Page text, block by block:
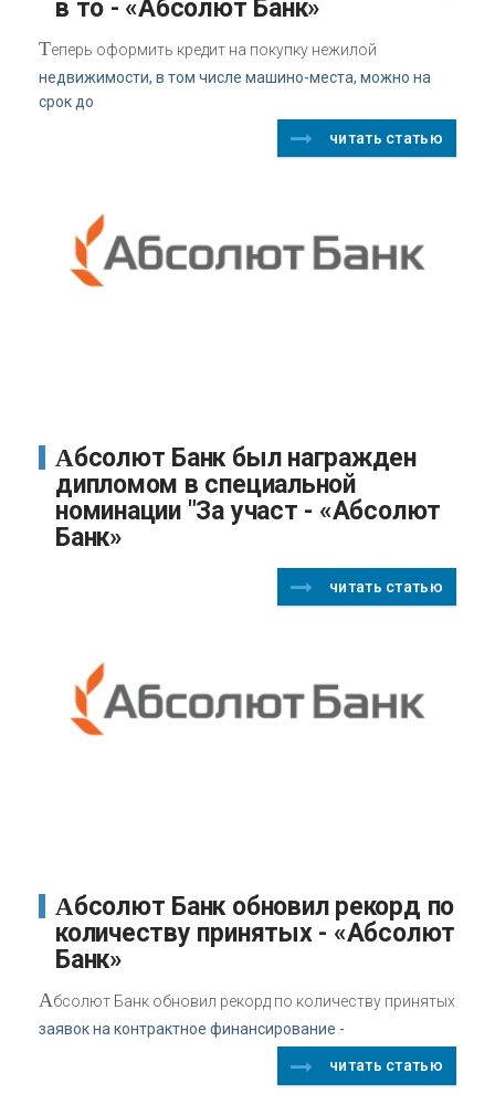
в то - «Абсолют Банк»
Теперь оформить кредит на покупку нежилой
недвижимости, в том числе машино-места, можно на
срок до
читать статью
Абсолют Банк был награжден
дипломом в специальной
номинации "За участ - «Абсолют
Банк»
читать статью
Абсолют Банк обновил рекорд по
количеству принятых - «Абсолют
Банк»
Абсолют Банк обновил рекорд по количеству принятых
заявок на контрактное финансирование -
читать статью